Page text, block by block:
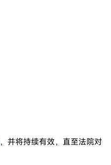
，并将持续有效，直至法院对